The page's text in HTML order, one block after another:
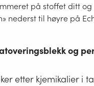
på stoffet ditt og
nederst til høyre på
og
etter kjemikalier i